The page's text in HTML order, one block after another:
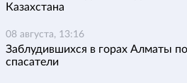
Казахстана
08 августа, 13:16
Заблудившихся в горах Алматы
спасатели